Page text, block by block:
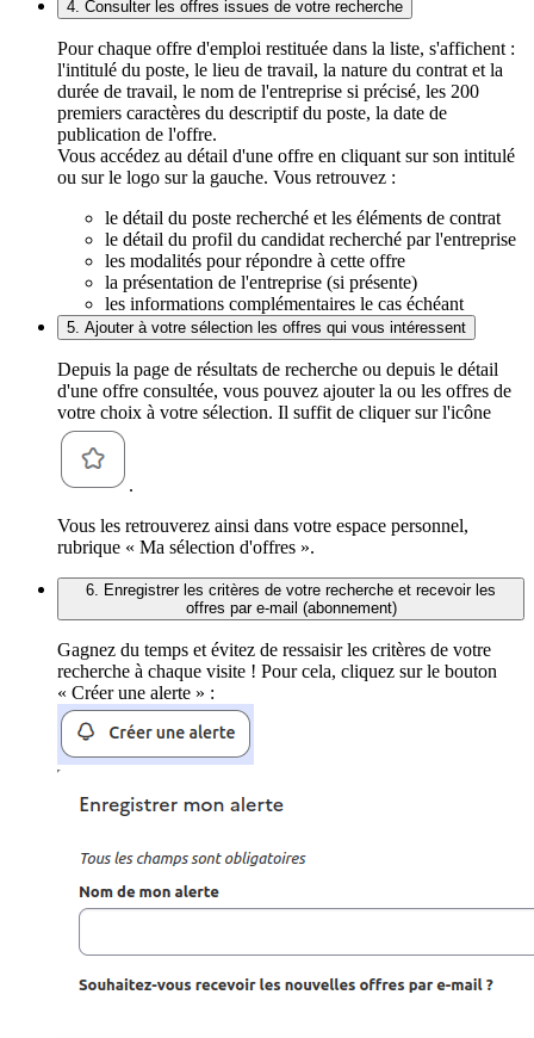
4. Consulter les offres issues de votre recherche
Pour chaque offre d'emploi restituée dans la liste, s'affichent :
l'intitulé du poste, le lieu de travail, la nature du contrat et la
durée de travail, le nom de l'entreprise si précisé, les 200
premiers caractères du descriptif du poste, la date de
publication de l'offre.
Vous accédez au détail d'une offre en cliquant sur son intitulé
ou sur le logo sur la gauche. Vous retrouvez :
le détail du poste recherché et les éléments de contrat
le détail du profil du candidat recherché par l'entreprise
les modalités pour répondre à cette offre
la présentation de l'entreprise (si présente)
les informations complémentaires le cas échéant
5. Ajouter à votre sélection les offres qui vous intéressent
Depuis la page de résultats de recherche ou depuis le détail
d'une offre consultée, vous pouvez ajouter la ou les offres de
votre choix à votre sélection. Il suffit de cliquer sur l'icône
.
Vous les retrouverez ainsi dans votre espace personnel,
rubrique « Ma sélection d'offres ».
6. Enregistrer les critères de votre recherche et recevoir les
offres par e-mail (abonnement)
Gagnez du temps et évitez de ressaisir les critères de votre
recherche à chaque visite ! Pour cela, cliquez sur le bouton
« Créer une alerte » :